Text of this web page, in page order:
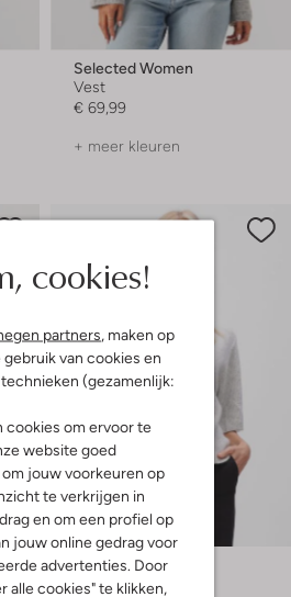
cookies!
partners, maken op
van cookies en
(gezamenlijk:
cookies om ervoor te
website goed
jouw voorkeuren op
te verkrijgen in
en om een profiel op
jouw online gedrag voor
advertenties. Door
alle cookies" te klikken,
Selected Women
Vest
€ 69,99
+ meer kleuren
Laatste maten
Modström
Vest